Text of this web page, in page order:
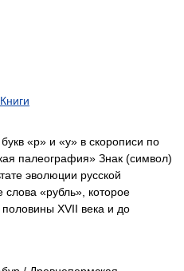
Книги
«р» и «у» в скорописи по
палеография» Знак (символ)
эволюции русской
«рубль», которое
половины XVII века и до